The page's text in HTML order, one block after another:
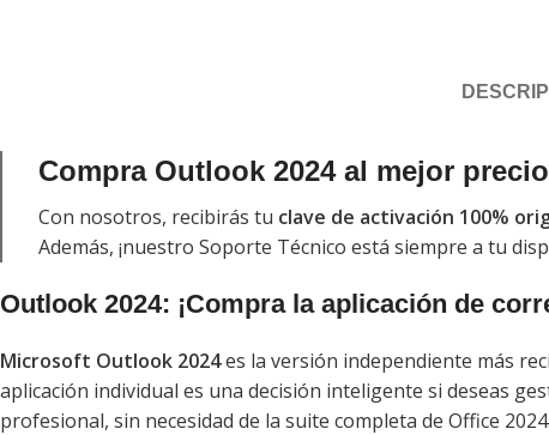
Compra Outlook 2024 al mejor
Con nosotros, recibirás tu clave de activación 100%
Además, ¡nuestro Soporte Técnico está siempre a tu
Outlook 2024: ¡Compra la aplicación de
Microsoft Outlook 2024es la versión independiente más
aplicación individual es una decisión inteligente si deseas
profesional, sin necesidad de la suite completa de Office